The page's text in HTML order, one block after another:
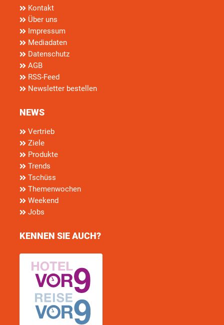
Kontakt
Über uns
Impressum
Mediadaten
Datenschutz
AGB
RSS-Feed
Newsletter bestellen
NEWS
Vertrieb
Ziele
Produkte
Trends
Tschüss
Themenwochen
Weekend
Jobs
KENNEN SIE AUCH?